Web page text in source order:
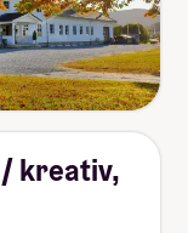
kreativ,